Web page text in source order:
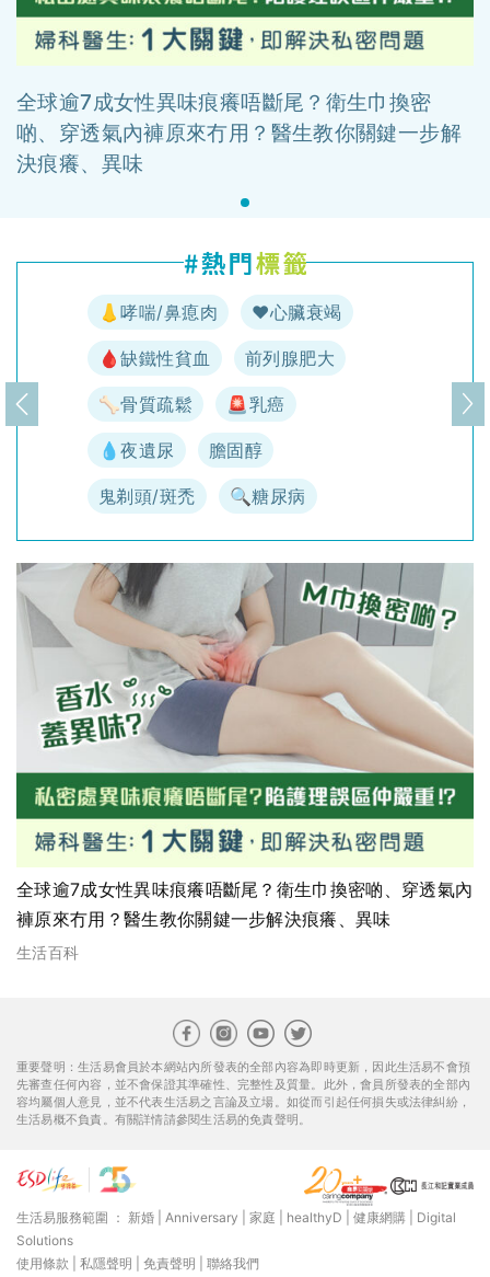
全球逾7成女性異味痕癢唔斷尾？衛生巾換密
啲、穿透氣內褲原來冇用？醫生教你關鍵一步解
決痕癢、異味
👃哮喘/鼻瘜肉 ♥️心臟衰竭
🩸缺鐵性貧血 前列腺肥大
🦴骨質疏鬆 🚨乳癌
💧夜遺尿 膽固醇
鬼剃頭/斑禿 🔍糖尿病
上一頁 下
全球逾7成女性異味痕癢唔斷尾？衛生巾換密啲、穿透氣內
褲原來冇用？醫生教你關鍵一步解決痕癢、異味
生活百科
重要聲明：生活易會員於本網站內所發表的全部內容為即時更新，因此生活易不會預
先審查任何內容，並不會保證其準確性、完整性及質量。此外，會員所發表的全部內
容均屬個人意見，並不代表生活易之言論及立場。如從而引起任何損失或法律糾紛，
生活易概不負責。有關詳情請參閱生活易的免責聲明。
生活易服務範圍 ： 新婚 Anniversary 家庭 healthyD 健康網購
Digital
Solutions
使用條款
私隱聲明 免責聲明 聯絡我們